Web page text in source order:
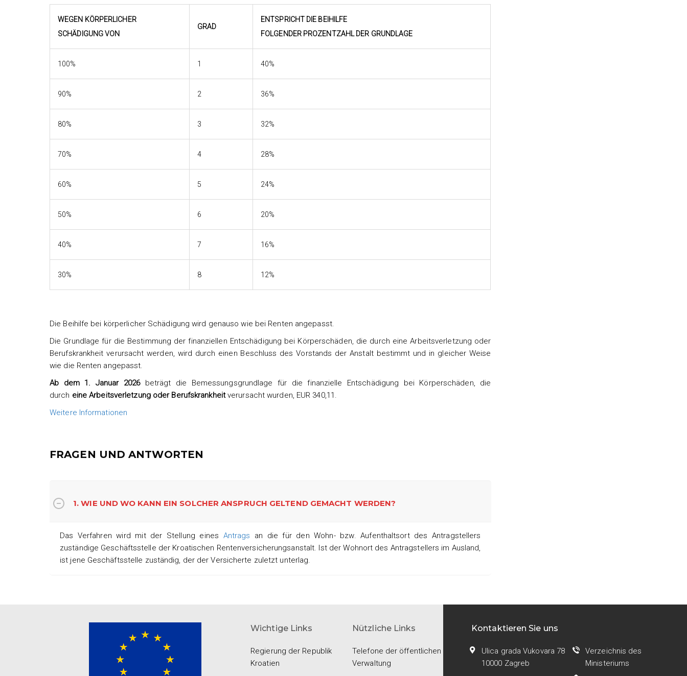
WEGEN KÖRPERLICHER
SCHÄDIGUNG VON
GRAD
ENTSPRICHT DIE BEIHILFE
FOLGENDER PROZENTZAHL DER GRUNDLAGE
100% 1 40%
90% 2 36%
80% 3 32%
70% 4 28%
60% 5 24%
50% 6 20%
40% 7 16%
30% 8 12%
Die Beihilfe bei körperlicher Schädigung wird genauso wie bei Renten angepasst.
Die Grundlage für die Bestimmung der finanziellen Entschädigung bei Körperschäden, die durch eine Arbeitsverletzung oder
Berufskrankheit verursacht werden, wird durch einen Beschluss des Vorstands der Anstalt bestimmt und in gleicher Weise
wie die Renten angepasst.
Ab dem 1. Januar 2026beträgt die Bemessungsgrundlage für die finanzielle Entschädigung bei Körperschäden, die
durch eine Arbeitsverletzung oder Berufskrankheitverursacht wurden, EUR 340,11.
Weitere Informationen
FRAGEN UND ANTWORTEN
1. WIE UND WO KANN EIN SOLCHER ANSPRUCH GELTEND GEMACHT WERDEN?
Das Verfahren wird mit der Stellung eines Antrags an die für den Wohn- bzw. Aufenthaltsort des Antragstellers
zuständige Geschäftsstelle der Kroatischen Rentenversicherungsanstalt. Ist der Wohnort des Antragstellers im Ausland,
ist jene Geschäftsstelle zuständig, der der Versicherte zuletzt unterlag.
Wichtige Links
Regierung der Republik
Kroatien
Nützliche Links
Telefone der öffentlichen
Verwaltung
Kontaktieren Sie uns
Ulica grada Vukovara 78
10000 Zagreb
Verzeichnis des
Ministeriums